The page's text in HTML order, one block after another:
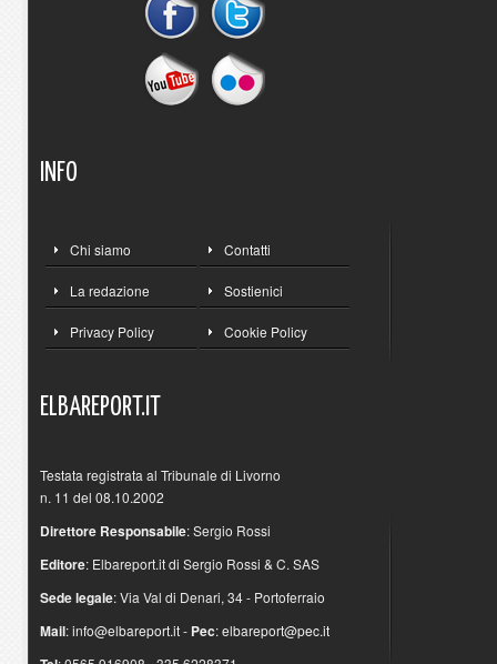
INFO
Chi siamo Contatti
La redazione Sostienici
Privacy Policy Cookie Policy
ELBAREPORT.IT
Testata registrata al Tribunale di Livorno
n. 11 del 08.10.2002
Direttore Responsabile: Sergio Rossi
Editore: Elbareport.it di Sergio Rossi & C. SAS
Sede legale: Via Val di Denari, 34 - Portoferraio
Mail:info@elbareport.it- Pec:elbareport@pec.it